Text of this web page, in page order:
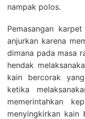
nampak polos.
Pemasangan
anjurkan karena
dimana pada masa
hendak
kain bercorak
ketika
memerintahkan
menyingkirkan kain